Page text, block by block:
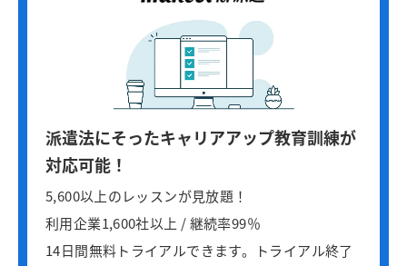
派遣法にそったキャリアアップ教育訓練が
対応可能！
5,600以上のレッスンが見放題！
利用企業1,600社以上 / 継続率99％
14日間無料トライアルできます。トライアル終了